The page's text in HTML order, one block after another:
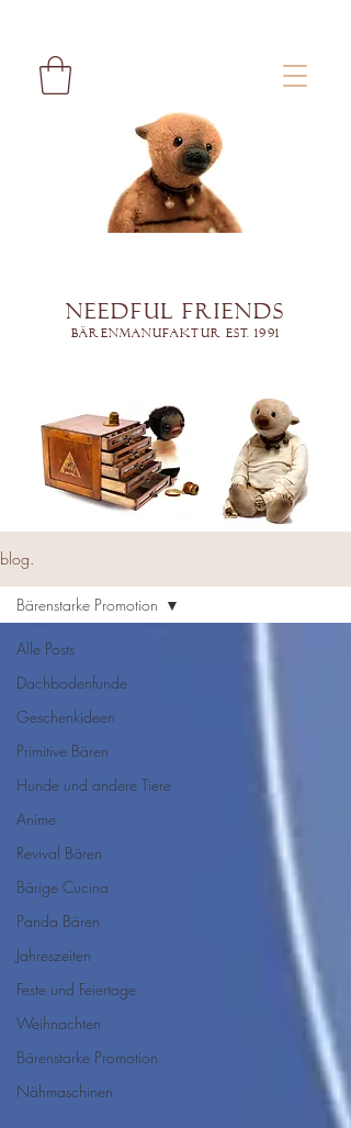
Needful Friends
Bärenmanufaktur est. 1991
blog.
Alle Posts
Dachbodenfunde
Geschenkideen
Primitive Bären
Hunde und andere Tiere
Anime
Revival Bären
Bärige Cucina
Panda Bären
Jahreszeiten
Feste und Feiertage
Weihnachten
Bärenstarke Promotion
Nähmaschinen
Bärenstarke Promotion